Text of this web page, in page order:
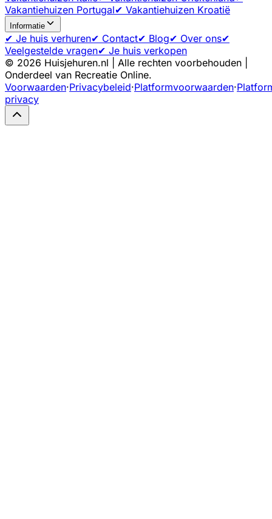
Vakantiehuizen Portugal✔ Vakantiehuizen Kroatië
Informatie
✔ Je huis verhuren✔ Contact✔ Blog✔ Over ons✔
Veelgestelde vragen✔ Je huis verkopen
© 2026 Huisjehuren.nl | Alle rechten voorbehouden |
Onderdeel van Recreatie Online.
Voorwaarden·Privacybeleid·Platformvoorwaarden·
privacy